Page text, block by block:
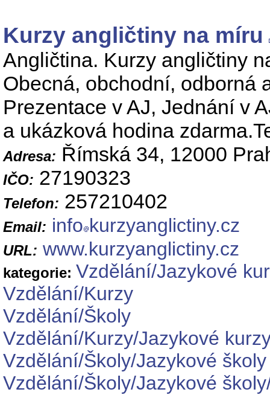
Kurzy angličtiny na míru
Angličtina. Kurzy angličtiny
Obecná, obchodní, odborná
Prezentace v AJ, Jednání v
a ukázková hodina
Adresa: Římská 34, 12000
IČO: 27190323
Telefon: 257210402
Email: info kurzyanglictiny.cz
URL: www.kurzyanglictiny.cz
kategorie: Vzdělání/Jazykové
Vzdělání/Kurzy
Vzdělání/Školy
Vzdělání/Kurzy/Jazykové
Vzdělání/Školy/Jazykové školy
Vzdělání/Školy/Jazykové